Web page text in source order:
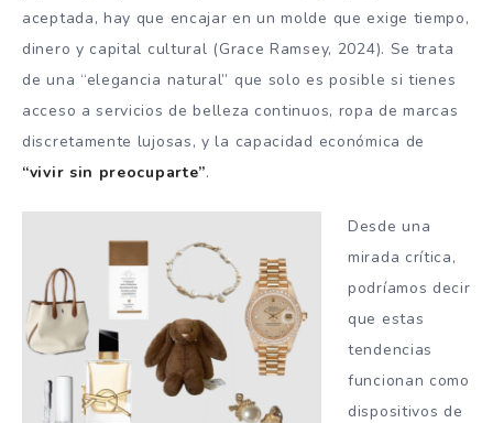
aceptada, hay que encajar en un molde que exige tiempo,
dinero y capital cultural (Grace Ramsey, 2024). Se trata
de una “elegancia natural” que solo es posible si tienes
acceso a servicios de belleza continuos, ropa de marcas
discretamente lujosas, y la capacidad económica de
“vivir sin preocuparte”.
Desde una
mirada crítica,
podríamos decir
que estas
tendencias
funcionan como
dispositivos de